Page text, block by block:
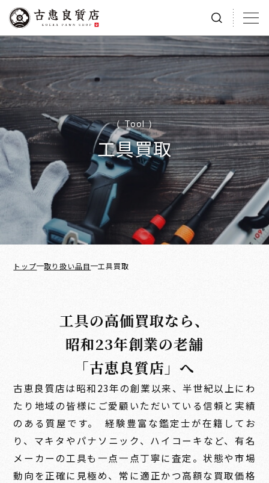
（ Tool ）
工具買取
トップ 取り扱い品目 工具買取
工具の高価買取なら、
昭和23年創業の老舗
「古恵良質店」へ
古恵良質店は昭和23年の創業以来、半世紀以上にわ
たり地域の皆様にご愛顧いただいている信頼と実績
のある質屋です。 経験豊富な鑑定士が在籍してお
り、マキタやパナソニック、ハイコーキなど、有名
メーカーの工具も一点一点丁寧に査定。状態や市場
動向を正確に見極め、常に適正かつ高額な買取価格